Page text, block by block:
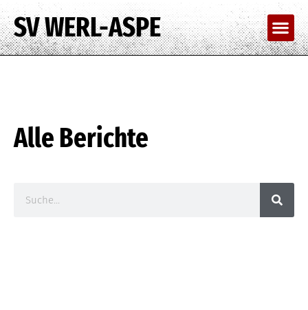
SV WERL-ASPE
Alle Berichte